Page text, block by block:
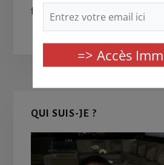
formule magique pré fait pour
Primary
Sidebar
QUI SUIS-JE ?